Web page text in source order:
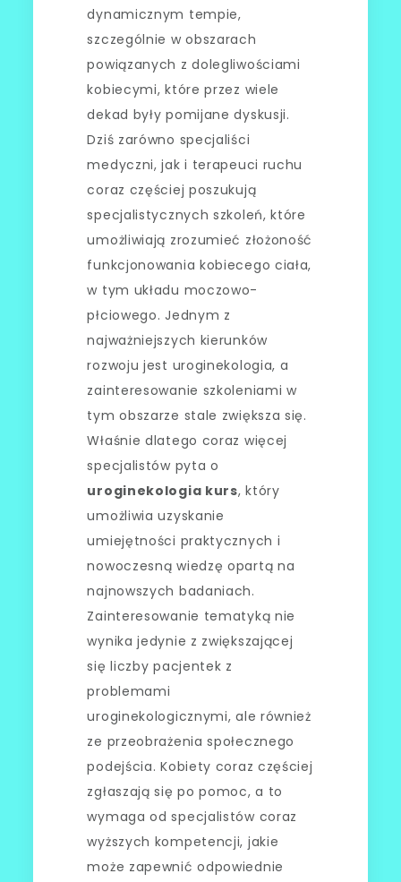
dynamicznym tempie,
szczególnie w obszarach
powiązanych z dolegliwościami
kobiecymi, które przez wiele
dekad były pomijane dyskusji.
Dziś zarówno specjaliści
medyczni, jak i terapeuci ruchu
coraz częściej poszukują
specjalistycznych szkoleń, które
umożliwiają zrozumieć złożoność
funkcjonowania kobiecego ciała,
w tym układu moczowo-
płciowego. Jednym z
najważniejszych kierunków
rozwoju jest uroginekologia, a
zainteresowanie szkoleniami w
tym obszarze stale zwiększa się.
Właśnie dlatego coraz więcej
specjalistów pyta o
uroginekologia kurs, który
umożliwia uzyskanie
umiejętności praktycznych i
nowoczesną wiedzę opartą na
najnowszych badaniach.
Zainteresowanie tematyką nie
wynika jedynie z zwiększającej
się liczby pacjentek z
problemami
uroginekologicznymi, ale również
ze przeobrażenia społecznego
podejścia. Kobiety coraz częściej
zgłaszają się po pomoc, a to
wymaga od specjalistów coraz
wyższych kompetencji, jakie
może zapewnić odpowiednie